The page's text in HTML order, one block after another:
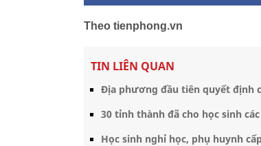
Theo tienphong.vn
TIN LIÊN QUAN
Địa phương đầu tiên quyết định
30 tỉnh thành đã cho học sinh
Học sinh nghỉ học, phụ huynh